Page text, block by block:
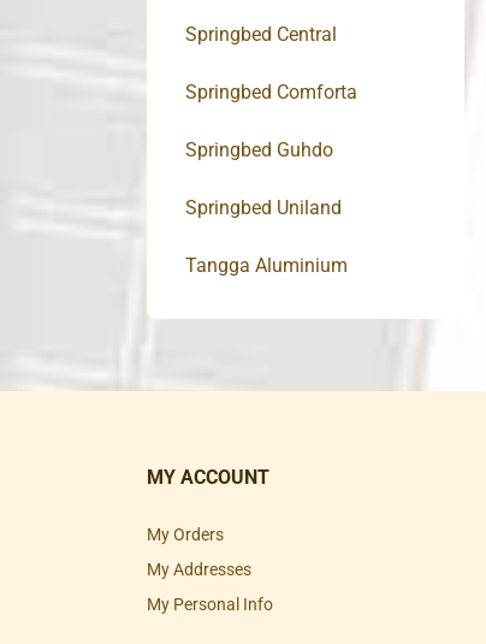
Springbed Central
Springbed Comforta
Springbed Guhdo
Springbed Uniland
Tangga Aluminium
MY ACCOUNT
My Orders
My Addresses
My Personal Info